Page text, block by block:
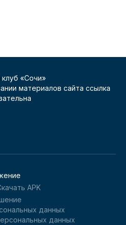
«Сочи»
материалов сайта ссылка
APK
данных
данных